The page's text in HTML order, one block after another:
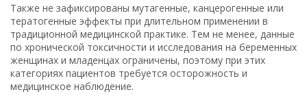
Также не зафиксированы мутагенные, канцерогенные или
тератогенные эффекты при длительном применении в
традиционной медицинской практике. Тем не менее, данные
по хронической токсичности и исследования на беременных
женщинах и младенцах ограничены, поэтому при этих
категориях пациентов требуется осторожность и
медицинское наблюдение.